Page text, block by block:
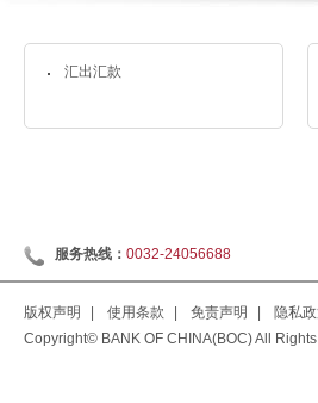
汇出汇款
服务热线： 0032-24056688
版权声明 使用条款 免责声明 隐私
Copyright© BANK OF CHINA(BOC) All